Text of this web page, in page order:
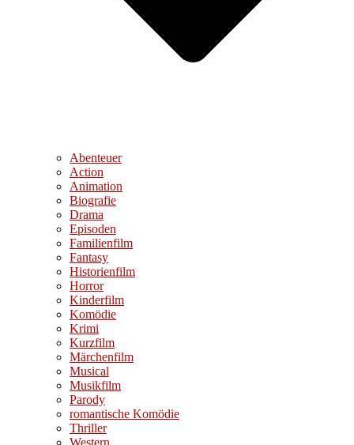
Abenteuer
Action
Animation
Biografie
Drama
Episoden
Familienfilm
Fantasy
Historienfilm
Horror
Kinderfilm
Komödie
Krimi
Kurzfilm
Märchenfilm
Musical
Musikfilm
Parody
romantische Komödie
Thriller
Western